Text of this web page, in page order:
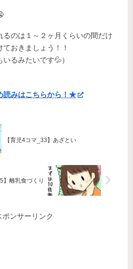
るのは１～２ヶ月くらいの間だけ
おきましょう！！
いるみたいです💦）
読みはこちらから！★
【育児4コマ_33】あざとい
】離乳食づくり
ポンサーリンク